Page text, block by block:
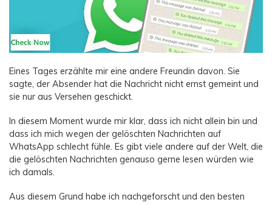
Eines Tages erzählte mir eine andere Freundin davon. Sie
sagte, der Absender hat die Nachricht nicht ernst gemeint und
sie nur aus Versehen geschickt.
In diesem Moment wurde mir klar, dass ich nicht allein bin und
dass ich mich wegen der gelöschten Nachrichten auf
WhatsApp schlecht fühle. Es gibt viele andere auf der Welt, die
die gelöschten Nachrichten genauso gerne lesen würden wie
ich damals.
Aus diesem Grund habe ich nachgeforscht und den besten